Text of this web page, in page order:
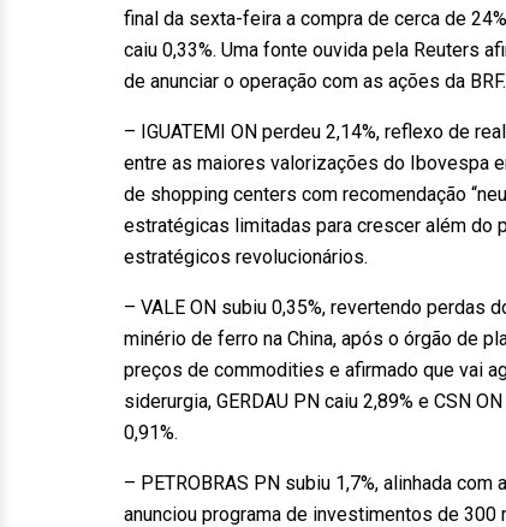
final da sexta-feira a compra de cerca de
caiu 0,33%. Uma fonte ouvida pela Reuters
de anunciar o operação com as ações da
– IGUATEMI ON perdeu 2,14%, reflexo de
entre as maiores valorizações do Ibovespa
de shopping centers com recomendação
estratégicas limitadas para crescer além
estratégicos revolucionários.
– VALE ON subiu 0,35%, revertendo perdas
minério de ferro na China, após o órgão de
preços de commodities e afirmado que vai
siderurgia, GERDAU PN caiu 2,89% e CSN
0,91%.
– PETROBRAS PN subiu 1,7%, alinhada
anunciou programa de investimentos de